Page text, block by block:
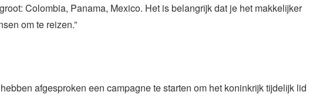
Colombia, Panama, Mexico. Het is belangrijk dat je het makkelijker
om te reizen.”
afgesproken een campagne te starten om het koninkrijk tijdelijk lid